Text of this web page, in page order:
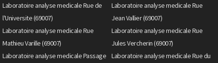
Laboratoire analyse medicale Rue de
l'Universite (69007)
Laboratoire analyse medicale Rue
Jean Vallier (69007)
Laboratoire analyse medicale Rue
Mathieu Varille (69007)
Laboratoire analyse medicale Rue
Jules Vercherin (69007)
Laboratoire analyse medicale Passage
Laboratoire analyse medicale Rue du